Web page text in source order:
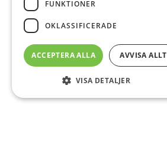
FUNKTIONER
OKLASSIFICERADE
ACCEPTERA ALLA AVVISA ALLT
VISA DETALJER